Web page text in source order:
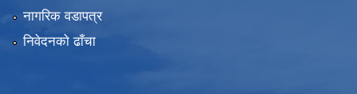
नागरिक वडापत्र
निवेदनकाे ढाँचा